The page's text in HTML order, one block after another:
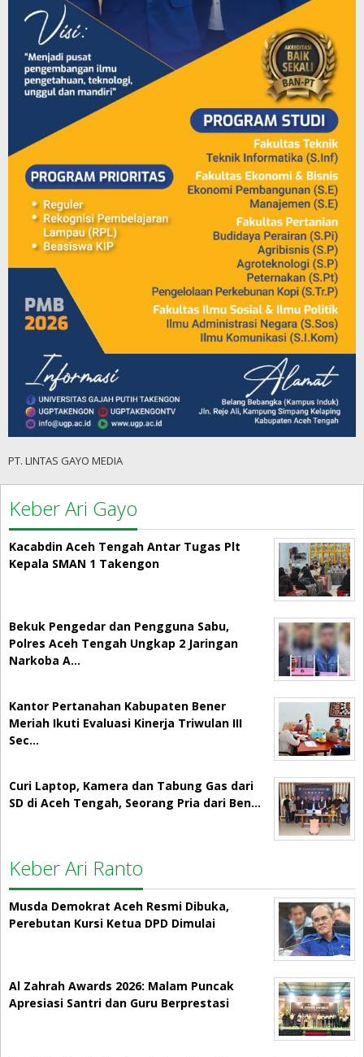
PT. LINTAS GAYO MEDIA
Keber Ari Gayo
Kacabdin Aceh Tengah Antar Tugas Plt
Kepala SMAN 1 Takengon
Bekuk Pengedar dan Pengguna Sabu,
Polres Aceh Tengah Ungkap 2 Jaringan
Narkoba A…
Kantor Pertanahan Kabupaten Bener
Meriah Ikuti Evaluasi Kinerja Triwulan III
Sec…
Curi Laptop, Kamera dan Tabung Gas dari
SD di Aceh Tengah, Seorang Pria dari Ben…
Keber Ari Ranto
Musda Demokrat Aceh Resmi Dibuka,
Perebutan Kursi Ketua DPD Dimulai
Al Zahrah Awards 2026: Malam Puncak
Apresiasi Santri dan Guru Berprestasi